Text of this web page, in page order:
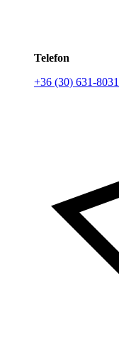
Telefon
+36 (30) 631-8031